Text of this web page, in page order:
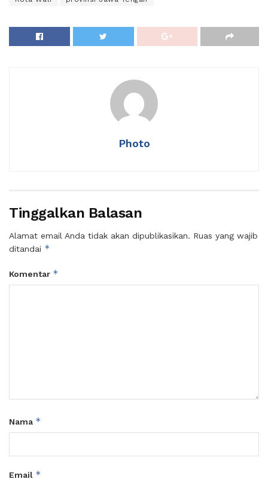
Photo
Tinggalkan Balasan
Alamat email Anda tidak akan dipublikasikan. Ruas yang wajib
ditandai *
Komentar *
Nama *
Email *